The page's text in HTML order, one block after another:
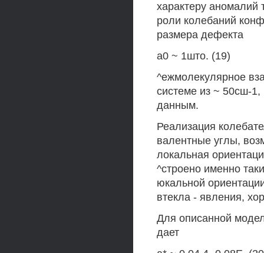
характеру
роли колебаний
размера дефекта
а0 ~ 1што. (19)
^ежмолекулярное
системе из ~ 50сш-1,
данным.
Реализация
валентные углы,
локальная
^строено именно
юкальной
втекла - явления,
Для описанной
дает